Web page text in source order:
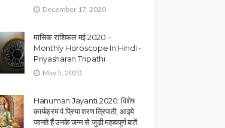
December 17, 2020
मासिक राशिफल मई 2020 –
Monthly Horoscope In Hindi -
Priyasharan Tripathi
May 5, 2020
Hanuman Jayanti 2020: विशेष
कार्यक्रम पं.प्रिया शरण त्रिपाठी, आइये
जानते हैं उनके जन्म से जुड़ी महत्वपूर्ण बातें